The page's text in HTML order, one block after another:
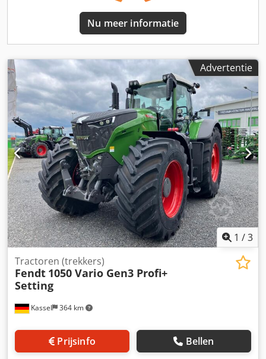
Nu meer informatie
Advertentie
1 /3
Kassel 364 km
Tractoren (trekkers)
Fendt 1050 Vario Gen3 Profi+
Setting
Prijsinfo Bellen